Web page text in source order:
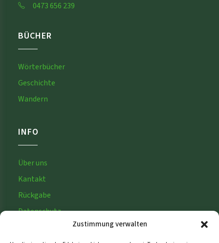
Zustimmung verwalten
0473 656 239
BÜCHER
Wörterbücher
Geschichte
Wandern
INFO
Über uns
Kantakt
Rückgabe
Datenschutz­